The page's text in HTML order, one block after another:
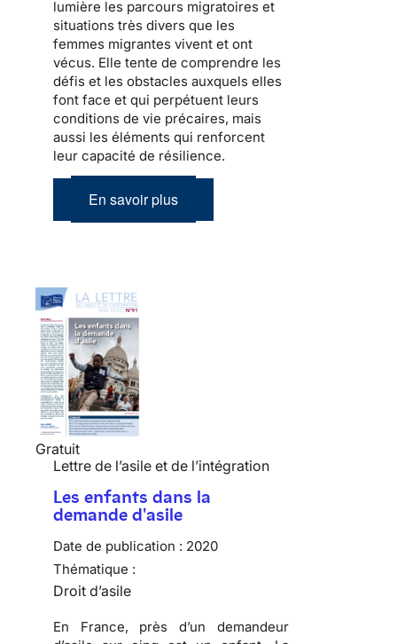
lumière les parcours migratoires et
situations très divers que les
femmes migrantes vivent et ont
vécus. Elle tente de comprendre les
défis et les obstacles auxquels elles
font face et qui perpétuent leurs
conditions de vie précaires, mais
aussi les éléments qui renforcent
leur capacité de résilience.
En savoir plus
Gratuit
Lettre de l’asile et de l’intégration
Les enfants dans la
demande d'asile
Date de publication : 2020
Thématique :
Droit d’asile
En France, près d’un demandeur